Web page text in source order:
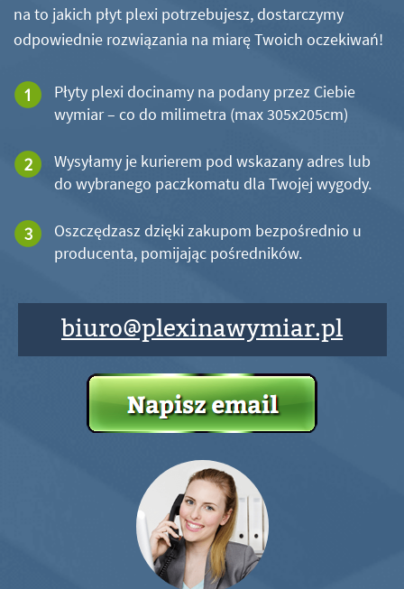
na to jakich płyt plexi potrzebujesz, dostarczymy
odpowiednie rozwiązania na miarę Twoich oczekiwań!
Płyty plexi docinamy na podany przez Ciebie
wymiar – co do milimetra (max 305x205cm)
Wysyłamy je kurierem pod wskazany adres lub
do wybranego paczkomatu dla Twojej wygody.
Oszczędzasz dzięki zakupom bezpośrednio u
producenta, pomijając pośredników.
biuro@plexinawymiar.pl